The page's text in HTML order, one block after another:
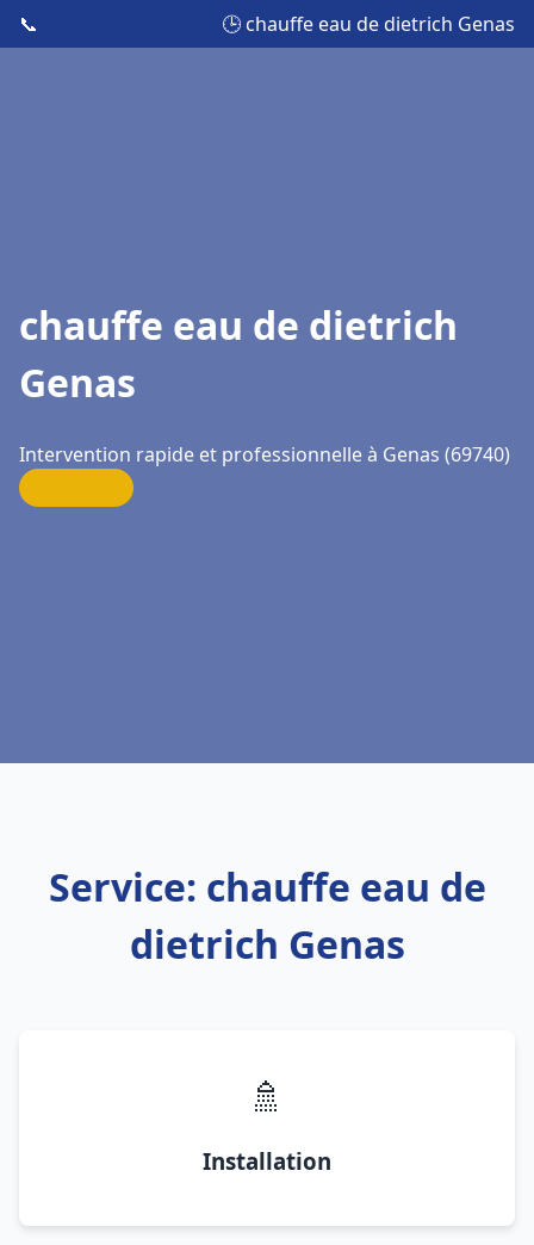
📞 🕒 chauffe eau de dietrich Genas
chauffe eau de dietrich
Genas
Intervention rapide et professionnelle à Genas (69740)
Service: chauffe eau de
dietrich Genas
🚿
Installation